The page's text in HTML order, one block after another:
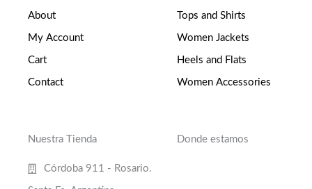
About
My Account
Cart
Contact
Tops and Shirts
Women Jackets
Heels and Flats
Women Accessories
Nuestra Tienda
Córdoba 911 - Rosario.
Donde estamos